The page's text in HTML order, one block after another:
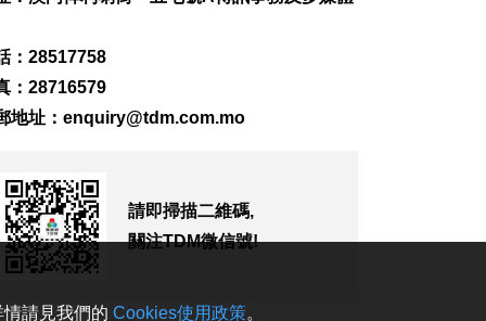
2026-08-08 13:20
前強度或再減弱
2026-08-08 12:55
信達廣場單位火警 疑
：28517758
：28716579
地址： enquiry@tdm.com.mo
請即掃描二維碼,
關注TDM微信號!
請見我們的 Cookies使用政策。